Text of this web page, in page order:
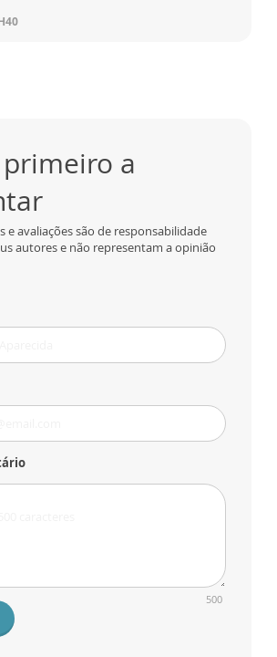
a
e avaliações são de responsabilidade
autores e não representam a opinião
500